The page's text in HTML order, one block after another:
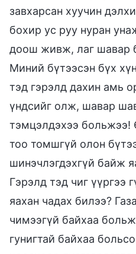
завхарсан хуучин
бохир ус руу нуран
доош живж, лаг шавар
Миний бүтээсэн бүх
тэд гэрэлд дахин амь
үндсийг олж, шавар
тэмцэлдэхээ больжээ!
тоо томшгүй олон
шинэчлэгдэхгүй байж
Гэрэлд тэд чиг үүргээ
яахан чадах билээ?
чимээгүй байхаа
гунигтай байхаа